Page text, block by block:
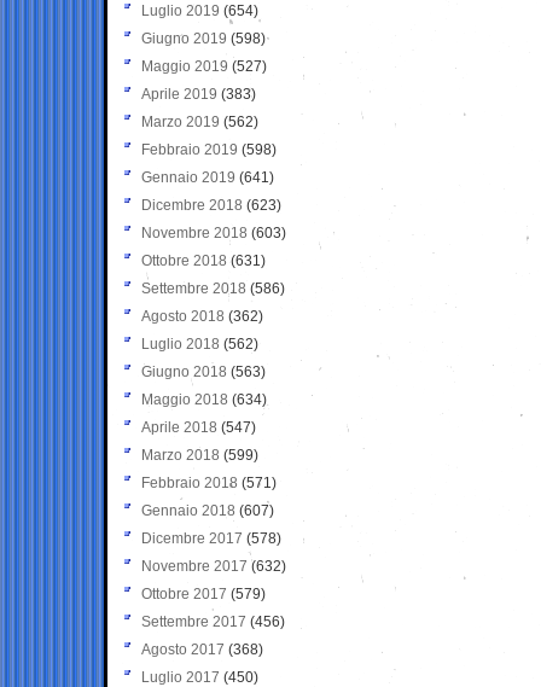
Luglio 2019 (654)
Giugno 2019 (598)
Maggio 2019 (527)
Aprile 2019 (383)
Marzo 2019 (562)
Febbraio 2019 (598)
Gennaio 2019 (641)
Dicembre 2018 (623)
Novembre 2018 (603)
Ottobre 2018 (631)
Settembre 2018 (586)
Agosto 2018 (362)
Luglio 2018 (562)
Giugno 2018 (563)
Maggio 2018 (634)
Aprile 2018 (547)
Marzo 2018 (599)
Febbraio 2018 (571)
Gennaio 2018 (607)
Dicembre 2017 (578)
Novembre 2017 (632)
Ottobre 2017 (579)
Settembre 2017 (456)
Agosto 2017 (368)
Luglio 2017 (450)